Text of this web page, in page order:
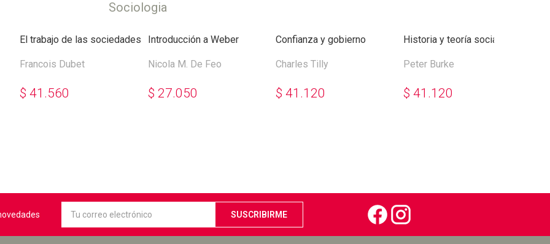
Sociologia
El trabajo de las sociedades
Francois Dubet
$ 41.560
Introducción a Weber
Nicola M. De Feo
$ 27.050
Confianza y gobierno
Charles Tilly
$ 41.120
Historia y teoría social
Peter Burke
$ 41.120